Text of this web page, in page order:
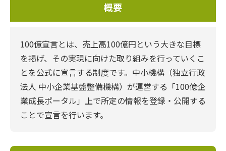
概要
100億宣言とは、売上高100億円という大きな目標
を掲げ、その実現に向けた取り組みを行っていくこ
とを公式に宣言する制度です。中小機構（独立行政
法人 中小企業基盤整備機構）が運営する「100億企
業成長ポータル」上で所定の情報を登録・公開する
ことで宣言を行います。